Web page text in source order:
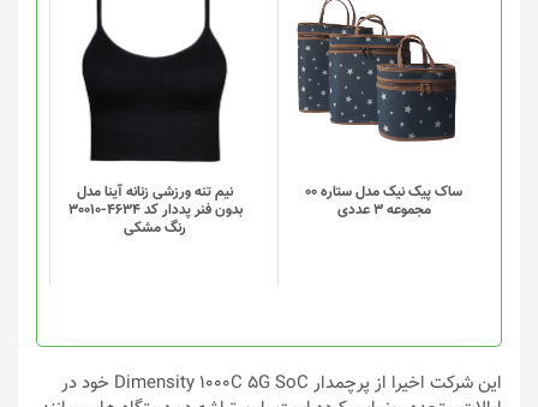
ساک پیک نیک مدل ستاره 00
مجموعه 3 عددی
این
محصول
دارای
انواع
مختلفی
گزینه
ها
محصول
شوند
نیم تنه ورزشی زنانه آینا مدل
بدون فنر پددار کد 4634-30010
رنگ مشکی
محصول
دارای
باشد.
گزینه
ها
ممکن
محصول
انتخاب
شوند این شرکت اخیرا از پرچمدار Dimensity 1000C 5G SoC خود در